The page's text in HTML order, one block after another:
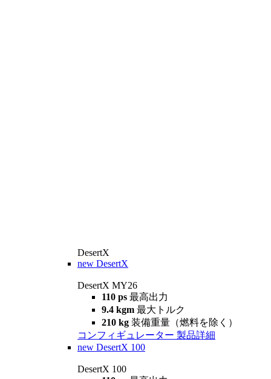
DesertX
new DesertX
DesertX MY26
110 ps 最高出力
9.4 kgm 最大トルク
210 kg 装備重量（燃料を除く）
コンフィギュレーター 製品詳細
new DesertX 100
DesertX 100